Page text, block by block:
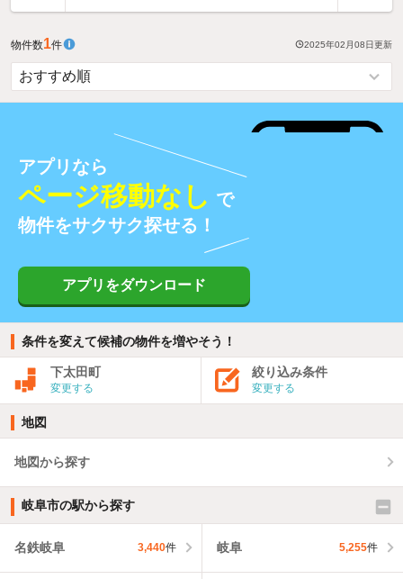
物件数1件 2025年02月08日更新
アプリなら
ページ移動なし で
物件をサクサク探せる！
アプリをダウンロード
条件を変えて候補の物件を増やそう！
下太田町
変更する
絞り込み条件
変更する
地図
地図から探す
岐阜市の駅から探す
名鉄岐阜 3,440件 岐阜 5,255件